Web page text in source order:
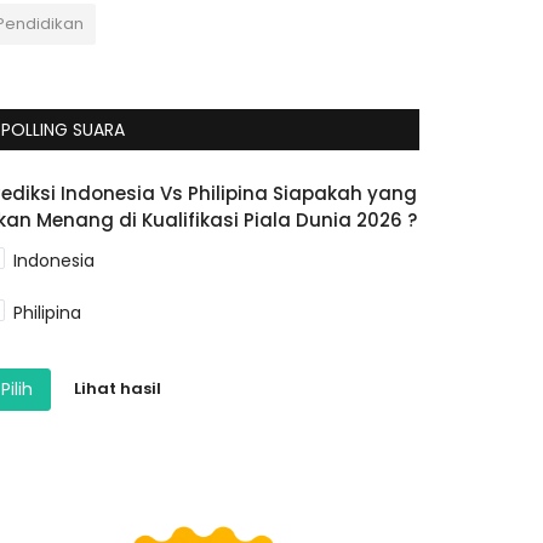
POLLING SUARA
Indonesia Vs Philipina Siapakah yang
Menang di Kualifikasi Piala Dunia 2026 ?
Indonesia
Philipina
Pilih Lihat hasil